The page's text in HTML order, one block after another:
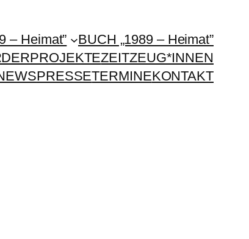
– Heimat”
BUCH „1989 – Heimat”
ZEITZEUG*INNEN
PRESSETERMINEKONTAKT